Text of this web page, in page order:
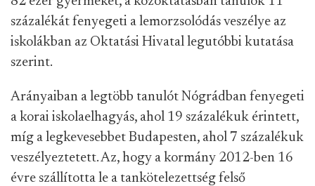
százalékát fenyegeti a lemorzsolódás veszélye az
iskolákban az Oktatási Hivatal legutóbbi kutatása
szerint.
Arányaiban a legtöbb tanulót Nógrádban fenyegeti
a korai iskolaelhagyás, ahol 19 százalékuk érintett,
míg a legkevesebbet Budapesten, ahol 7 százalékuk
veszélyeztetett. Az, hogy a kormány 2012-ben 16
évre szállította le a tankötelezettség felső